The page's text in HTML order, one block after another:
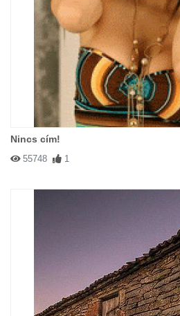
Nincs cím!
55748 1